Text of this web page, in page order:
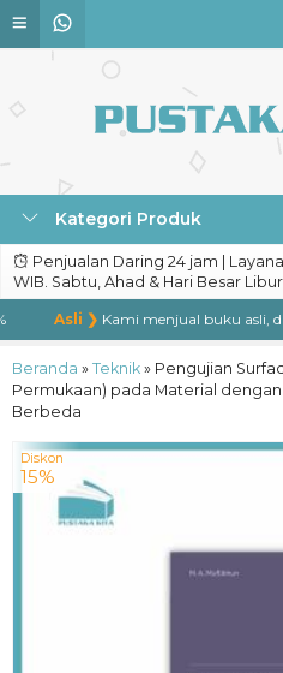
Kategori Produk
Penjualan Daring 24 jam |
WIB. Sabtu, Ahad & Hari Besar Libur
Asli ❯ Kami menjual buku asli,
Beranda » Teknik » Pengujian
Permukaan) pada Material
Berbeda
Diskon
15%